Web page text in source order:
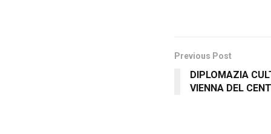
Previous Post
DIPLOMAZIA
VIENNA DEL